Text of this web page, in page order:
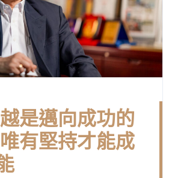
是邁向成功的
有堅持才能成